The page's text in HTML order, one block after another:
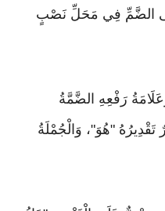
الضَّمِّ فِي مَحَلِّ نَصْبٍ
رَفْعِهِ الضَّمَّةُ
تَقْدِيرُهُ "هُوَ"، وَالْجُمْلَةُ